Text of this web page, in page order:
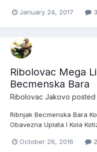
suprotnom nece se
January 24, 2017
Ribolovac Mega
Becmenska Bara
Ribolovac Jakovo posted
Ribnjak Becmenska Bara
Obavezna Uplata I Kola
se rezrvna ekipa.
October 26, 2016